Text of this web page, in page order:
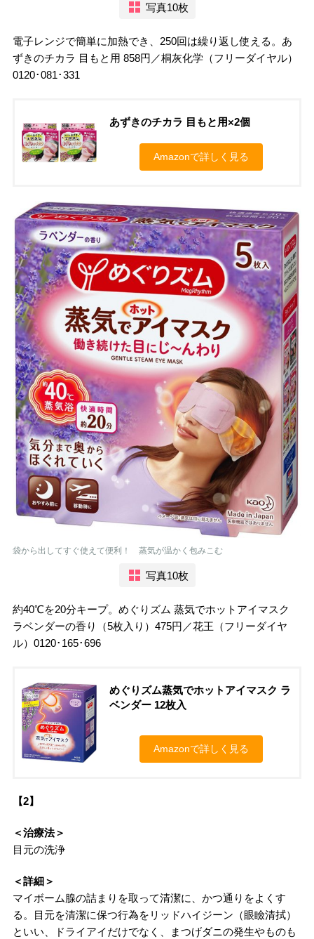
写真10枚
電子レンジで簡単に加熱でき、250回は繰り返し使える。あ
ずきのチカラ 目もと用 858円／桐灰化学（フリーダイヤル）
0120･081･331
あずきのチカラ 目もと用×2個
Amazonで詳しく見る
袋から出してすぐ使えて便利！ 蒸気が温かく包みこむ
写真10枚
約40℃を20分キープ。めぐりズム 蒸気でホットアイマスク
ラベンダーの香り（5枚入り）475円／花王（フリーダイヤ
ル）0120･165･696
めぐりズム蒸気でホットアイマスク ラ
ベンダー 12枚入
Amazonで詳しく見る
【2】
＜治療法＞
目元の洗浄
＜詳細＞
マイボーム腺の詰まりを取って清潔に、かつ通りをよくす
る。目元を清潔に保つ行為をリッドハイジーン（眼瞼清拭）
といい、ドライアイだけでなく、まつげダニの発生やものも